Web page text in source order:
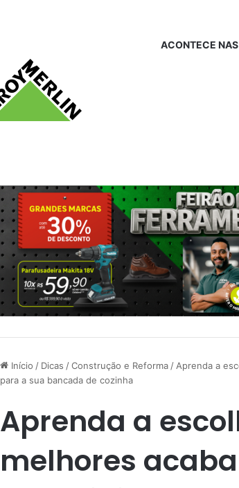
ACONTECE
Início / Dicas /Construção e Reforma / Aprenda a
para a sua bancada de cozinha
Aprenda a
melhores